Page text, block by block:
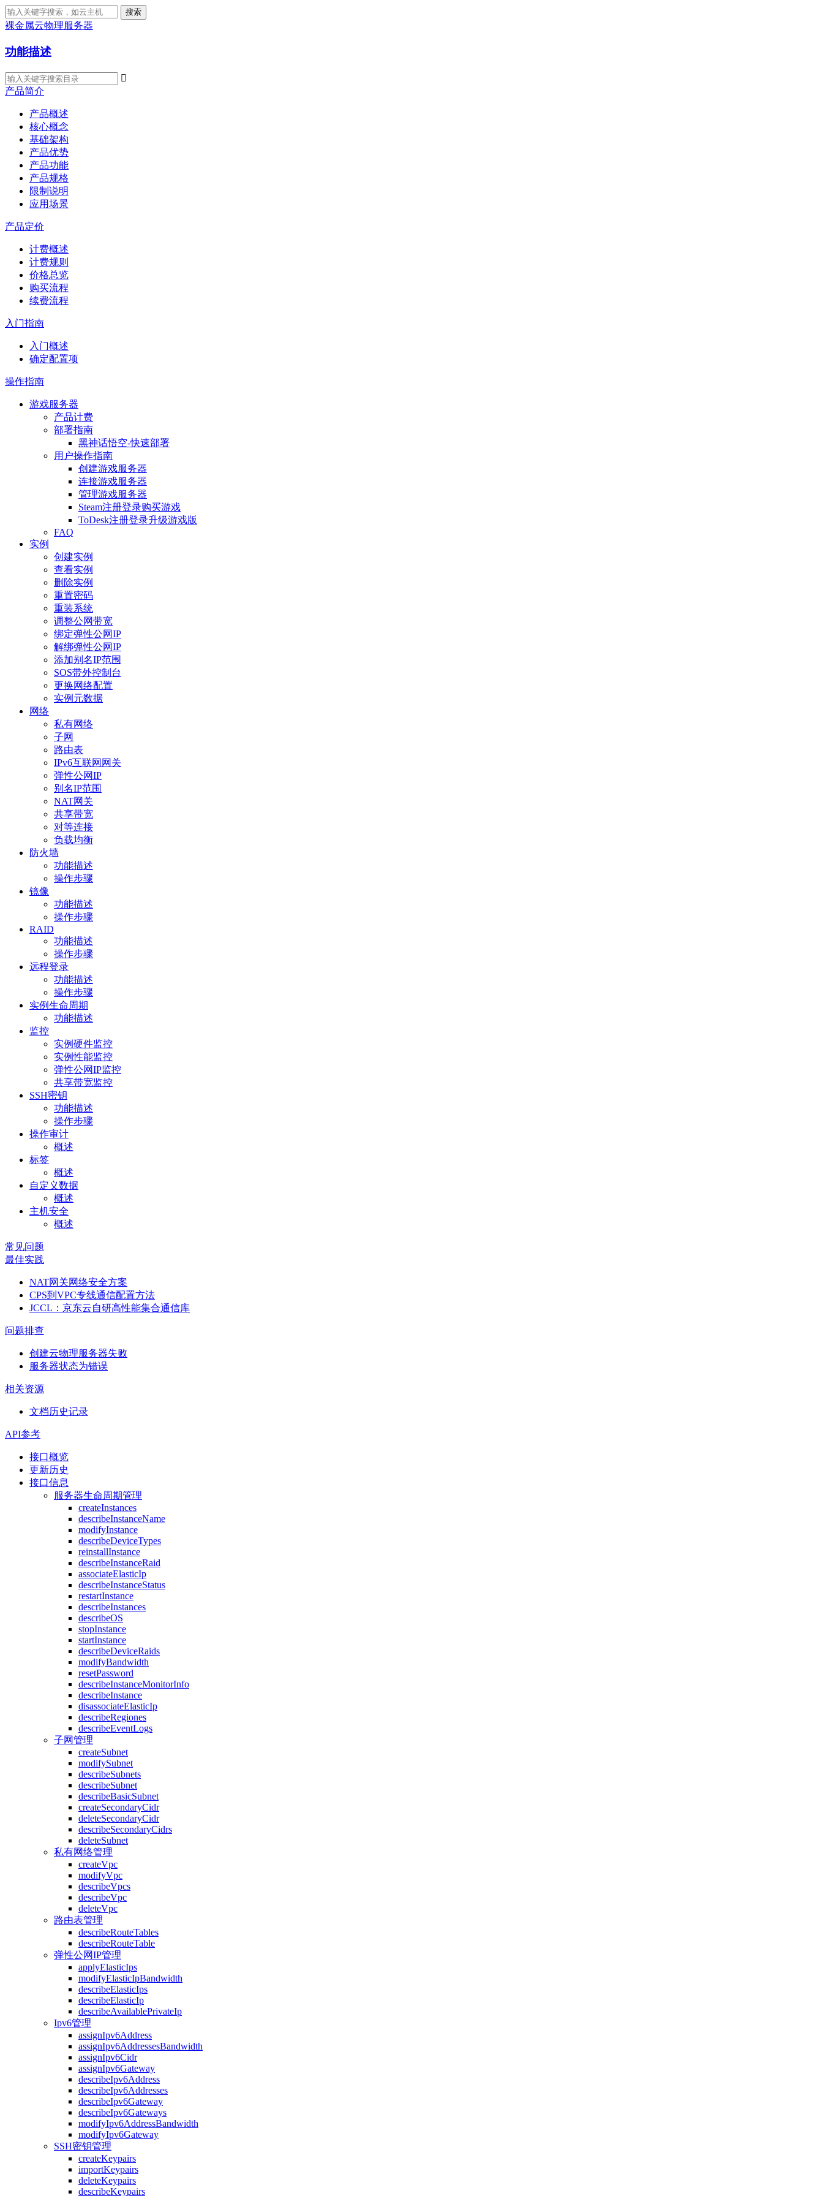
搜索
裸金属云物理服务器
功能描述

产品简介
产品概述
核心概念
基础架构
产品优势
产品功能
产品规格
限制说明
应用场景
产品定价
计费概述
计费规则
价格总览
购买流程
续费流程
入门指南
入门概述
确定配置项
操作指南
游戏服务器
产品计费
部署指南
黑神话悟空-快速部署
用户操作指南
创建游戏服务器
连接游戏服务器
管理游戏服务器
Steam注册登录购买游戏
ToDesk注册登录升级游戏版
FAQ
实例
创建实例
查看实例
删除实例
重置密码
重装系统
调整公网带宽
绑定弹性公网IP
解绑弹性公网IP
添加别名IP范围
SOS带外控制台
更换网络配置
实例元数据
网络
私有网络
子网
路由表
IPv6互联网网关
弹性公网IP
别名IP范围
NAT网关
共享带宽
对等连接
负载均衡
防火墙
功能描述
操作步骤
镜像
功能描述
操作步骤
RAID
功能描述
操作步骤
远程登录
功能描述
操作步骤
实例生命周期
功能描述
监控
实例硬件监控
实例性能监控
弹性公网IP监控
共享带宽监控
SSH密钥
功能描述
操作步骤
操作审计
概述
标签
概述
自定义数据
概述
主机安全
概述
常见问题
最佳实践
NAT网关网络安全方案
CPS到VPC专线通信配置方法
JCCL：京东云自研高性能集合通信库
问题排查
创建云物理服务器失败
服务器状态为错误
相关资源
文档历史记录
API参考
接口概览
更新历史
接口信息
服务器生命周期管理
createInstances
describeInstanceName
modifyInstance
describeDeviceTypes
reinstallInstance
describeInstanceRaid
associateElasticIp
describeInstanceStatus
restartInstance
describeInstances
describeOS
stopInstance
startInstance
describeDeviceRaids
modifyBandwidth
resetPassword
describeInstanceMonitorInfo
describeInstance
disassociateElasticIp
describeRegiones
describeEventLogs
子网管理
createSubnet
modifySubnet
describeSubnets
describeSubnet
describeBasicSubnet
createSecondaryCidr
deleteSecondaryCidr
describeSecondaryCidrs
deleteSubnet
私有网络管理
createVpc
modifyVpc
describeVpcs
describeVpc
deleteVpc
路由表管理
describeRouteTables
describeRouteTable
弹性公网IP管理
applyElasticIps
modifyElasticIpBandwidth
describeElasticIps
describeElasticIp
describeAvailablePrivateIp
Ipv6管理
assignIpv6Address
assignIpv6AddressesBandwidth
assignIpv6Cidr
assignIpv6Gateway
describeIpv6Address
describeIpv6Addresses
describeIpv6Gateway
describeIpv6Gateways
modifyIpv6AddressBandwidth
modifyIpv6Gateway
SSH密钥管理
createKeypairs
importKeypairs
deleteKeypairs
describeKeypairs